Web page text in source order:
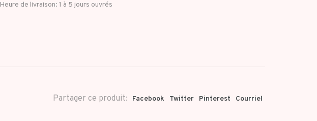
Heure de livraison: 1 à 5 jours ouvrés
Partager ce produit: Facebook Twitter Pinterest Courriel